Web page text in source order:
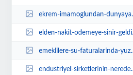
ekrem-imamoglundan-dunyaya-otoriter-rejimler-uyarisi-baris-yoksa-demokrasi-de...
elden-nakit-odemeye-sinir-geldi-71tqa8Rj.webp
emeklilere-su-faturalarinda-yuzde-50-indirim-fFEDEKTu.webp
endustriyel-sirketlerinin-neredeyse-yarisi-her-ay-ag-sorunlari-yasiyor-DzzjjD...